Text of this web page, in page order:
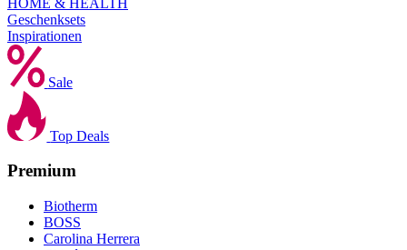
HOME & HEALTH
Geschenksets
Inspirationen
Sale
Top Deals
Premium
Biotherm
BOSS
Carolina Herrera